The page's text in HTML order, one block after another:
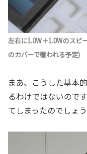
左右に1.0W＋1.0Wのスピ
のカバーで覆われる予定)
まあ、こうした基本
るわけではないので
てしまったのでしょ